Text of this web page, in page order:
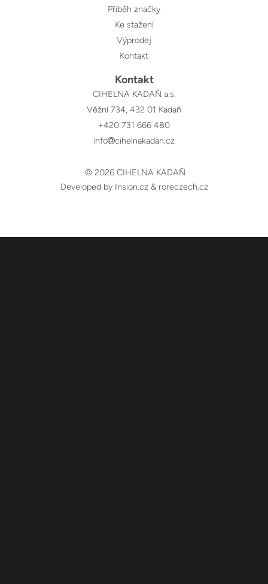
Příběh značky
Ke stažení
Výprodej
Kontakt
Kontakt
CIHELNA KADAŇ a.s.
Věžní 734, 432 01 Kadaň
+420 731 666 480
info
cihelnakadan.cz
© 2026 CIHELNA KADAŇ
Developed by Insion.cz& roreczech.cz